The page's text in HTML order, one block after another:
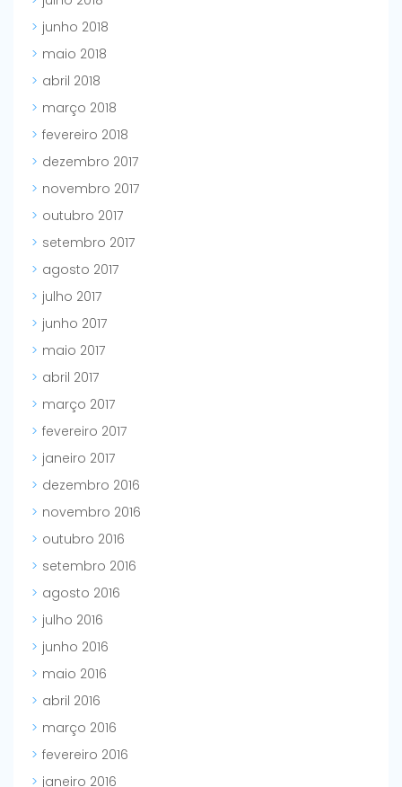
junho 2018
maio 2018
abril 2018
março 2018
fevereiro 2018
dezembro 2017
novembro 2017
outubro 2017
setembro 2017
agosto 2017
julho 2017
junho 2017
maio 2017
abril 2017
março 2017
fevereiro 2017
janeiro 2017
dezembro 2016
novembro 2016
outubro 2016
setembro 2016
agosto 2016
julho 2016
junho 2016
maio 2016
abril 2016
março 2016
fevereiro 2016
janeiro 2016